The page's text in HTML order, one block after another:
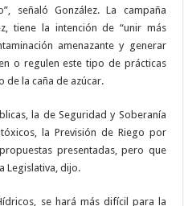
señaló González. La campaña
tiene la intención de “unir más
amenazante y generar
o regulen este tipo de prácticas
de la caña de azúcar.
la de Seguridad y Soberanía
la Previsión de Riego por
presentadas, pero que
Legislativa, dijo.
se hará más difícil para la